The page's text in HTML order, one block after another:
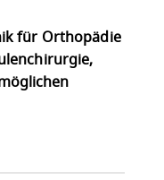
für Orthopädie